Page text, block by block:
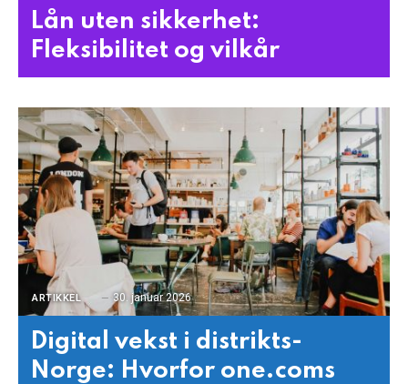
Lån uten sikkerhet:
Fleksibilitet og vilkår
ARTIKKEL 30. januar 2026
Digital vekst i distrikts-
Norge: Hvorfor one.coms